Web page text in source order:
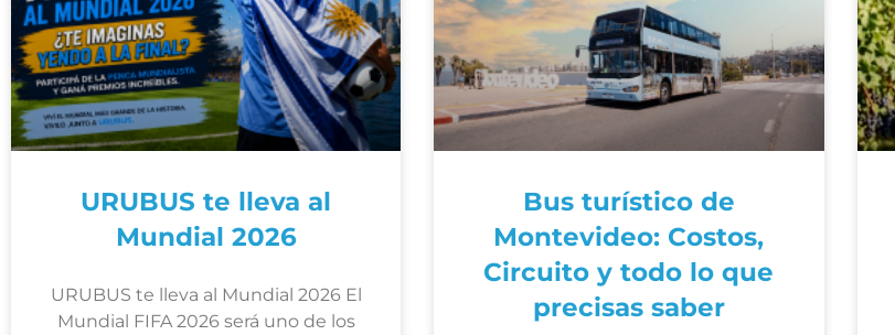
URUBUS te lleva al
Mundial 2026
URUBUS te lleva al Mundial 2026 El
Mundial FIFA 2026 será uno de los
Bus turístico de
Montevideo: Costos,
Circuito y todo lo que
precisas saber